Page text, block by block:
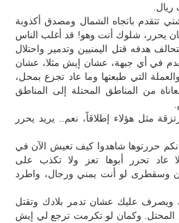
تتقدم باتجاه الشمال ومصدق أكذوبة
يحرر، شلوك أنت وهو! قد أغلب الناس
هدفه قتل اليمنيين وتدمير واحتلال
في أي جبهة، عشان إيش مثلا، عشان
التي طبعتها وما عاد تجزع بمحل،
من المناطق المحتلة إلى المناطق
مثل هؤلاء إطلاقاً، نعم.. يريد يحرر
أنكم حررتوها شاهدوا كيف تعيش الآن في
تحرر أبوها تعز ولا تكذب على
وسقطرى لو أنت يمني ورجال، واطرد
ويصرف عليك عشان تدمر بلادك وتقتل
وكمان لو تكرمت ترجع لي إيش